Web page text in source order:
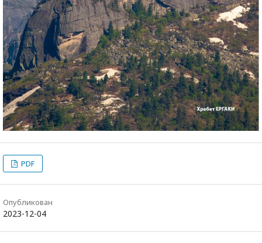
PDF
Опубликован
2023-12-04